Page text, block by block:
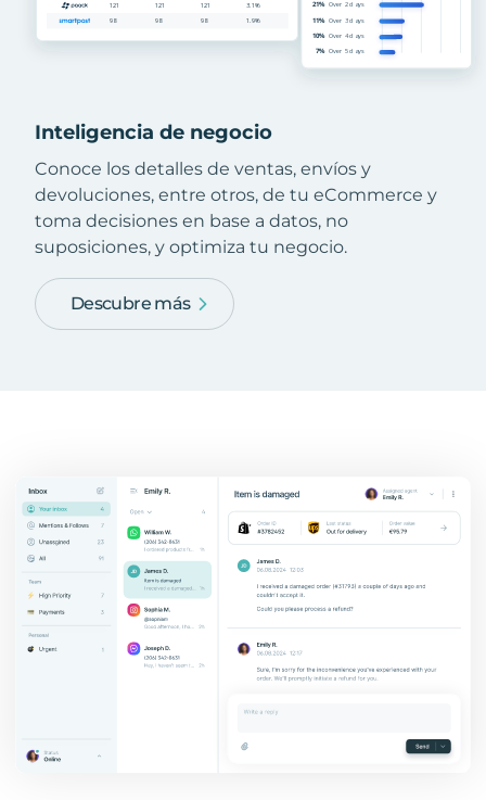
Inteligencia de negocio
Conoce los detalles de ventas, envíos y
devoluciones, entre otros, de tu eCommerce y
toma decisiones en base a datos, no
suposiciones, y optimiza tu negocio.
Descubre más